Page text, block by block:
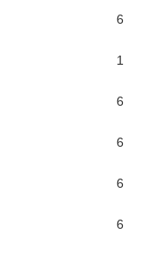
6
1
6
6
6
6